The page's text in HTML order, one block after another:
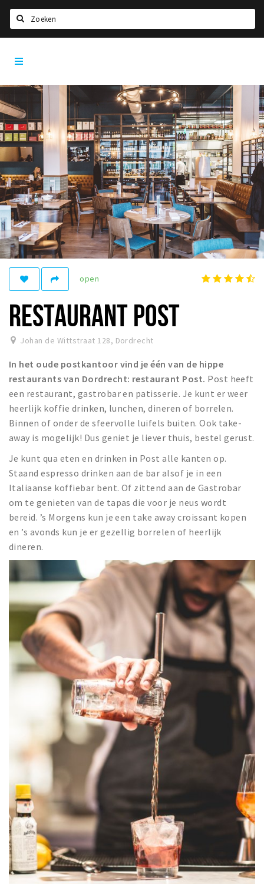
Home
Agenda
Bioscoopagenda
Deals
Nieuws
Leuke tips & trends
Interviews
Eten
Drinken
Slapen
Recreatief
Winkelgebieden
Parkeren
Bezienswaardigheden
Musea, theaters & podia
Uitjes & activiteiten
Toeristische routes
Sport
Natuur
Inloggen
open
RESTAURANT POST
Johan de Wittstraat 128, Dordrecht
In het oude postkantoor vind je één van de hippe
restaurants van Dordrecht: restaurant Post. Post heeft
een restaurant, gastrobar en patisserie. Je kunt er weer
heerlijk koffie drinken, lunchen, dineren of borrelen.
Binnen of onder de sfeervolle luifels buiten. Ook take-
away is mogelijk! Dus geniet je liever thuis, bestel gerust.
Je kunt qua eten en drinken in Post alle kanten op.
Staand espresso drinken aan de bar alsof je in een
Italiaanse koffiebar bent. Of zittend aan de Gastrobar
om te genieten van de tapas die voor je neus wordt
bereid. ’s Morgens kun je een take away croissant kopen
en ’s avonds kun je er gezellig borrelen of heerlijk
dineren.